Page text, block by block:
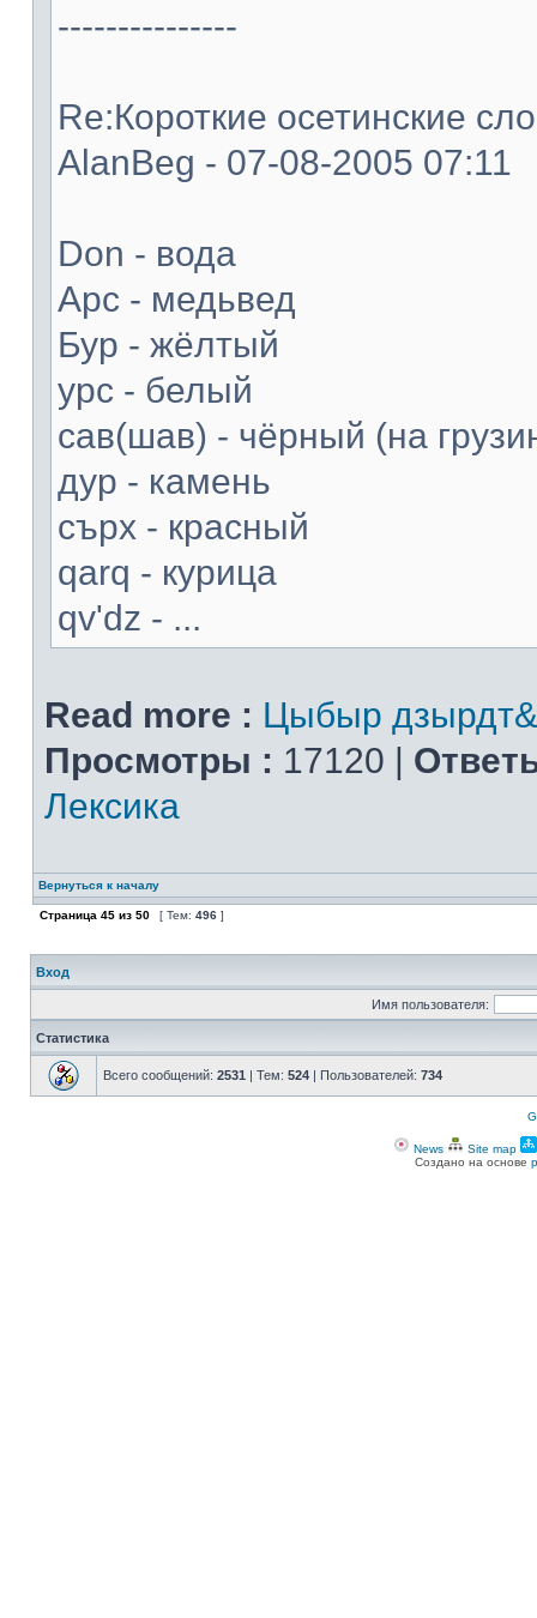
---------------
Re:Короткие осетинские
AlanBeg - 07-08-2005 07:11
Don - вода
Арс - медьвед
Бур - жёлтый
урс - белый
сав(шав) - чёрный (на
дур - камень
сърх - красный
qarq - курица
qv'dz - ...
Read more : Цыбыр
Просмотры : 17120 |
Лексика
Вернуться к началу
Страница 45 из 50 [ Тем: 496 ]
Вход
Имя пользователя:
Статистика
Всего сообщений: 2531 | Тем: 524 | Пользователей: 734
News Site map
Создано на основе